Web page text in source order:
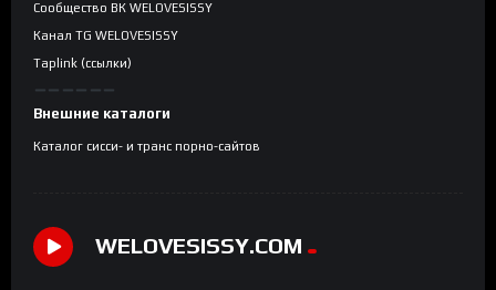
Сообщество ВК WELOVESISSY
Канал TG WELOVESISSY
Taplink (ссылки)
Внешние каталоги
Каталог сисси- и транс порно-сайтов
WELOVESISSY.COM